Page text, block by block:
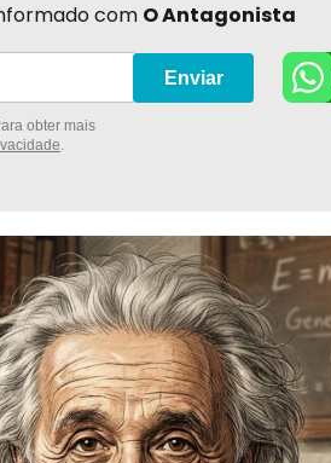
com O Antagonista
obter mais
.
Enviar